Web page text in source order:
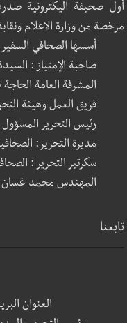
مرخصة من وزارة الاعلام
أسسها الصحافي السفير
صاحبة الإمتياز :
المشرفة العامة
فريق العمل وهيئة
رئيس التحرير
مديرة التحرير:
سكرتير التحرير :
المهندس محمد غسان
تابعنا
العنوان